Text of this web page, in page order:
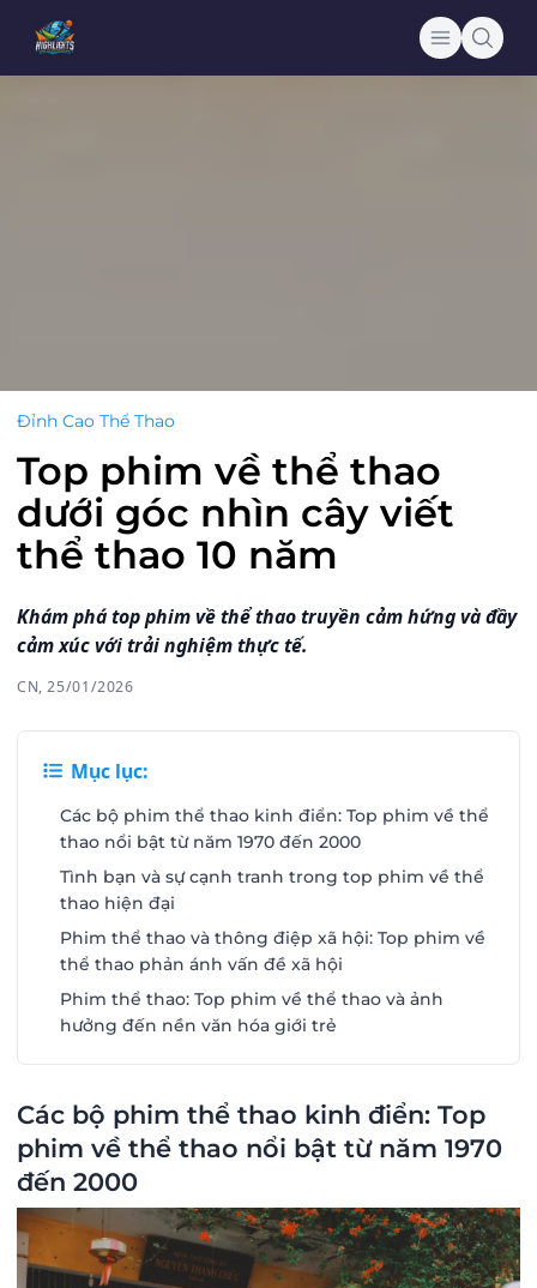
Đỉnh Cao Thể Thao
Top phim về thể thao
dưới góc nhìn cây viết
thể thao 10 năm
Khám phá top phim về thể thao truyền cảm hứng và đầy
cảm xúc với trải nghiệm thực tế.
CN, 25/01/2026
Mục lục:
Các bộ phim thể thao kinh điển: Top phim về thể
thao nổi bật từ năm 1970 đến 2000
Tình bạn và sự cạnh tranh trong top phim về thể
thao hiện đại
Phim thể thao và thông điệp xã hội: Top phim về
thể thao phản ánh vấn đề xã hội
Phim thể thao: Top phim về thể thao và ảnh
hưởng đến nền văn hóa giới trẻ
Các bộ phim thể thao kinh điển: Top
phim về thể thao nổi bật từ năm 1970
đến 2000